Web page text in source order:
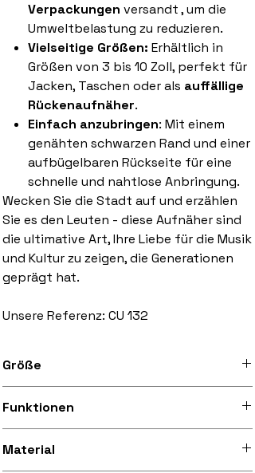
Verpackungen versandt , um die
Umweltbelastung zu reduzieren.
Vielseitige Größen: Erhältlich in
Größen von 3 bis 10 Zoll, perfekt für
Jacken, Taschen oder als auffällige
Rückenaufnäher.
Einfach anzubringen: Mit einem
genähten schwarzen Rand und einer
aufbügelbaren Rückseite für eine
schnelle und nahtlose Anbringung.
Wecken Sie die Stadt auf und erzählen
Sie es den Leuten - diese Aufnäher sind
die ultimative Art, Ihre Liebe für die Musik
und Kultur zu zeigen, die Generationen
geprägt hat.
Unsere Referenz: CU 132
Größe
Funktionen
Material